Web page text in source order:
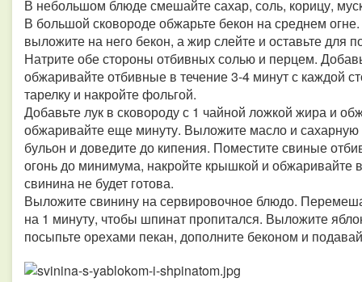
В небольшом блюде смешайте сахар, соль, корицу,
В большой сковороде обжарьте бекон на среднем
выложите на него бекон, а жир слейте и оставьте для
Натрите обе стороны отбивных солью и перцем.
обжаривайте отбивные в течение 3-4 минут с каждой
тарелку и накройте фольгой.
Добавьте лук в сковороду с 1 чайной ложкой жира и
обжаривайте еще минуту. Выложите масло и
бульон и доведите до кипения. Поместите свиные
огонь до минимума, накройте крышкой и обжаривайте
свинина не будет готова.
Выложите свинину на сервировочное блюдо.
на 1 минуту, чтобы шпинат пропитался. Выложите
посыпьте орехами пекан, дополните беконом и